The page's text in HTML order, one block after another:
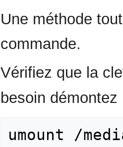
Une méthode
commande.
Vérifiez que la
besoin